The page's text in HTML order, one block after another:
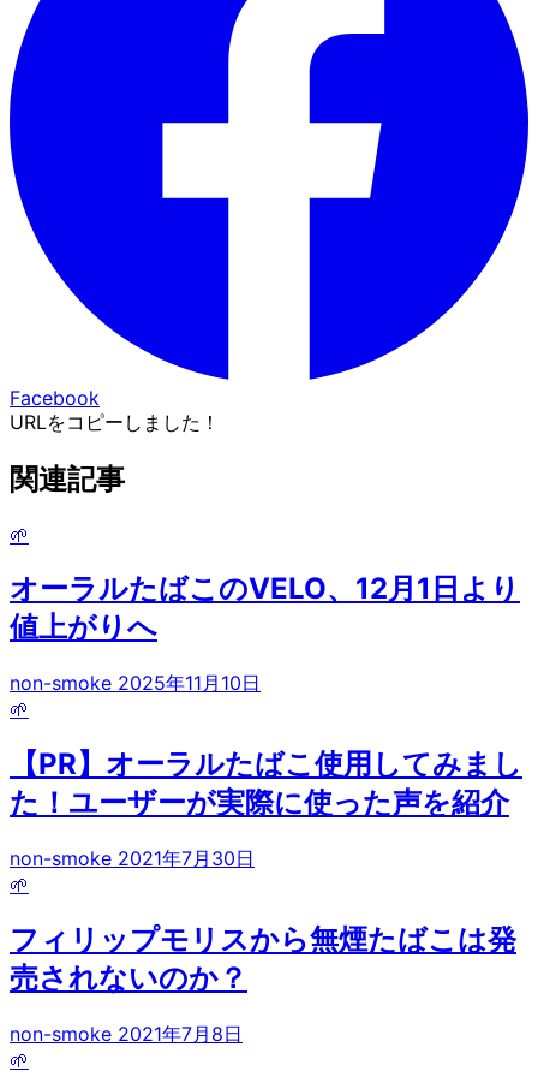
Facebook
URLをコピーしました！
関連記事
🌱
オーラルたばこのVELO、12月1日より
値上がりへ
non-smoke 2025年11月10日
🌱
【PR】オーラルたばこ使用してみまし
た！ユーザーが実際に使った声を紹介
non-smoke 2021年7月30日
🌱
フィリップモリスから無煙たばこは発
売されないのか？
non-smoke 2021年7月8日
🌱